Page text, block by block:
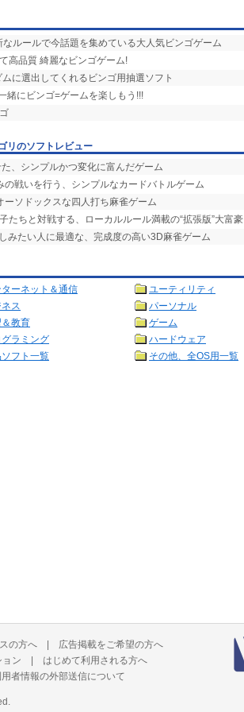
ルールで今話題を集めている大人気ビンゴゲーム
高品質 綺麗なビンゴゲーム!
に選出してくれるビンゴ用抽選ソフト
緒にビンゴ=ゲームを楽しもう!!!
リのソフトレビュー
、シンプルかつ変化に富んだゲーム
の戦いを行う、シンプルなカードバトルゲーム
ソドックスな四人打ち麻雀ゲーム
たちと対戦する、ローカルルール満載の“拡張版”大富豪
みたい人に最適な、完成度の高い3D麻雀ゲーム
ターネット＆通信
ユーティリティ
ネス
パーソナル
教育
ゲーム
グラミング
ハードウェア
フト一覧 その他、全OS用一覧
の方へ | 広告掲載をご希望の方へ
ョン | はじめて利用される方へ
者情報の外部送信について